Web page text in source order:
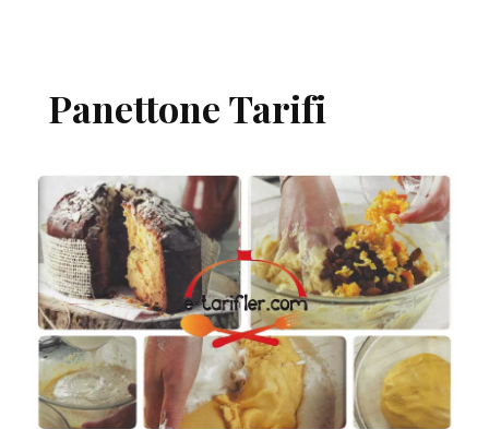
Panettone Tarifi